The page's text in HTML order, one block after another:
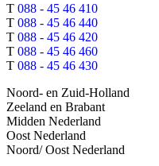
T 088 - 45 46 410
T 088 - 45 46 440
T 088 - 45 46 420
T 088 - 45 46 460
T 088 - 45 46 430
Noord- en Zuid-Holland
Zeeland en Brabant
Midden Nederland
Oost Nederland
Noord/ Oost Nederland